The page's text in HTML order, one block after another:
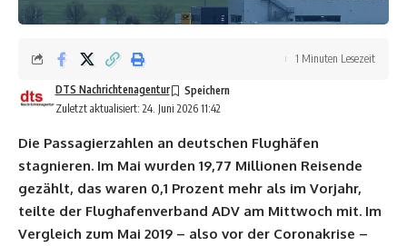
Zuletzt aktualisiert: 24. Juni 2026 11:42
DTS Nachrichtenagentur
1 Minuten Lesezeit
Die Passagierzahlen an deutschen Flughäfen
stagnieren. Im Mai wurden 19,77 Millionen Reisende
gezählt, das waren 0,1 Prozent mehr als im Vorjahr,
teilte der Flughafenverband ADV am Mittwoch mit. Im
Vergleich zum Mai 2019 – also vor der Coronakrise –